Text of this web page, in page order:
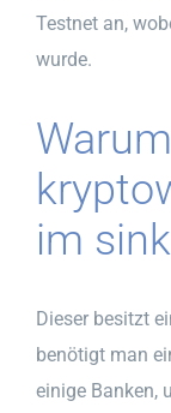
Testnet an,
wurde.
im
Dieser besitzt
benötigt man
einige Banken,